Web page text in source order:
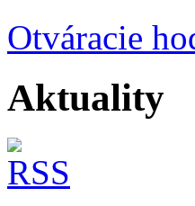
Otváracie
Aktuality